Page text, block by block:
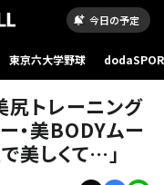
今日の予定
東京六大学野球
尻トレーニング
・美BODYムー
美しくて…」